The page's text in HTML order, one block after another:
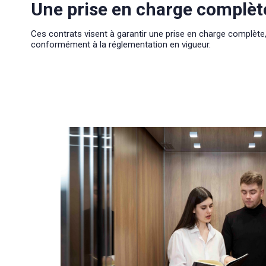
Une prise en charge
Ces contrats visent à garantir une prise en charge complète,
conformément à la réglementation en vigueur.